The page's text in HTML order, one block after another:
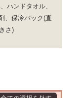
ハンドタオル、
、保冷バック(直
さ)